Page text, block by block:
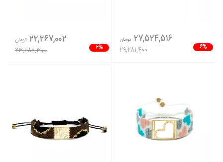
6%
27,524,516 تومان
29,281,400
6%
22,267,002 تومان
23,688,300